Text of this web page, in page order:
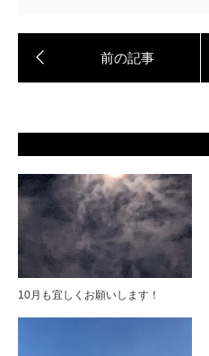
10月も宜しくお願いします！